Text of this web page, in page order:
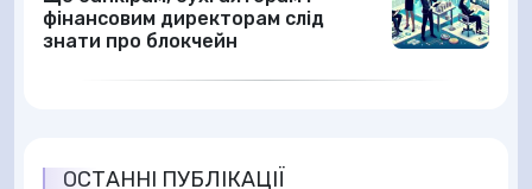
фінансовим директорам слід
знати про блокчейн
ОСТАННІ ПУБЛІКАЦІЇ